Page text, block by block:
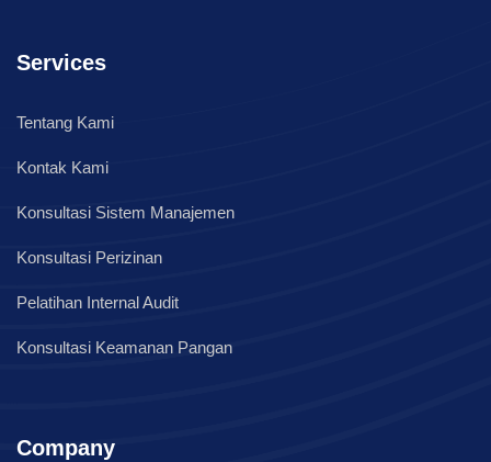
Services
Tentang Kami
Kontak Kami
Konsultasi Sistem Manajemen
Konsultasi Perizinan
Pelatihan Internal Audit
Konsultasi Keamanan Pangan
Company